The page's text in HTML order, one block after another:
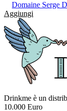
Domaine Serge
Aggiungi
Drinkme è un
10.000 Euro